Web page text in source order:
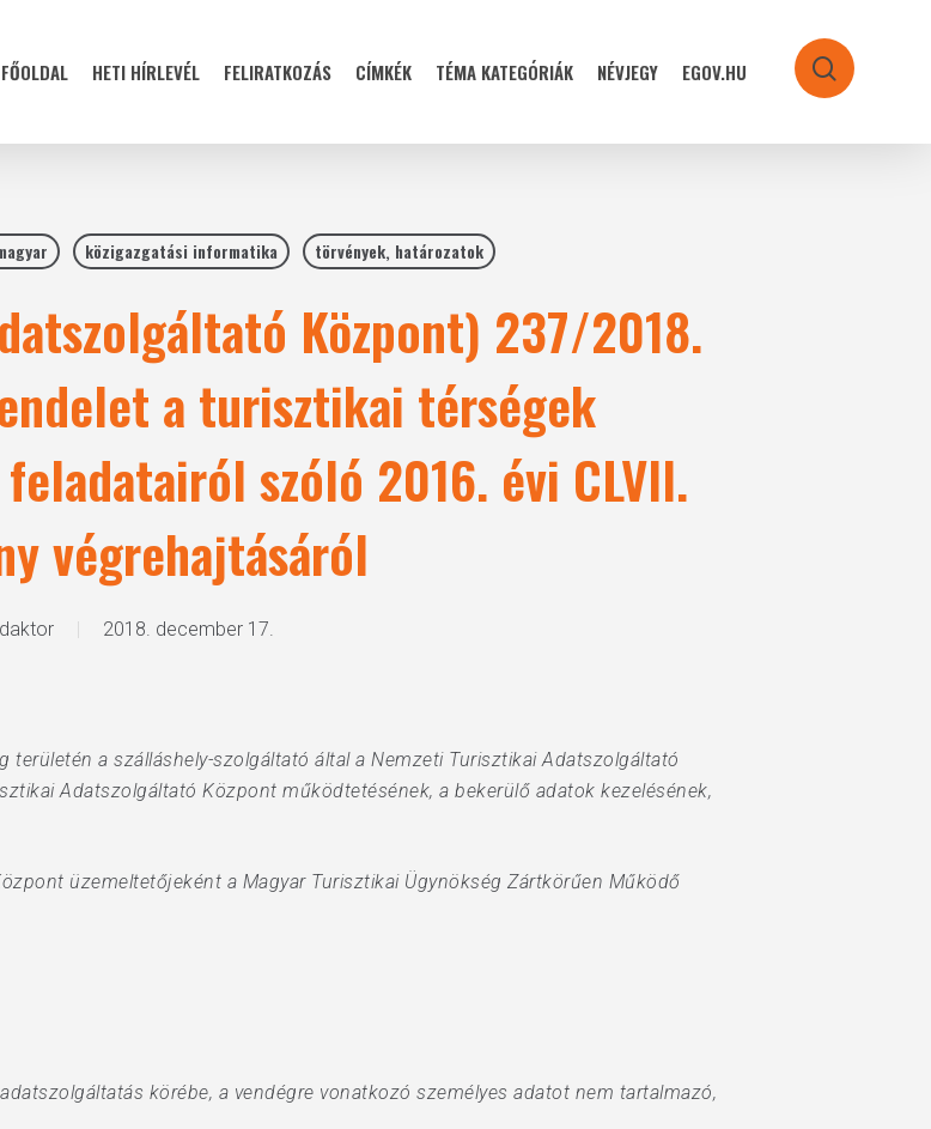
FŐOLDAL HETI HÍRLEVÉL FELIRATKOZÁS CÍMKÉK TÉMA KATEGÓRIÁK NÉVJEGY EGOV.HU search
közigazgatási informatika törvények, határozatok
Központ) 237/2018.
a turisztikai térségek
szóló 2016. évi CLVII.
végrehajtásáról
2018. december 17.
területén a szálláshely-szolgáltató által a Nemzeti Turisztikai Adatszolgáltató
Adatszolgáltató Központ működtetésének, a bekerülő adatok kezelésének,
üzemeltetőjeként a Magyar Turisztikai Ügynökség Zártkörűen Működő
körébe, a vendégre vonatkozó személyes adatot nem tartalmazó,